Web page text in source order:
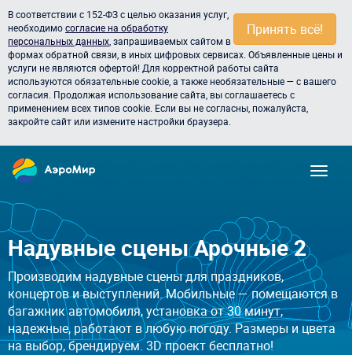
Принять всё!
В соответствии с 152-ФЗ с целью оказания услуг,
необходимосогласие на обработку
персональных данных , запрашиваемых сайтом в
формах обратной связи, в иных цифровых сервисах. Объявленные цены и
услуги не являются офертой! Для корректной работы сайта
используются обязательные cookie, а также необязательные — с вашего
согласия. Продолжая использование сайта, вы соглашаетесь с
применением всех типов cookie. Если вы не согласны, пожалуйста,
закройте сайт или измените настройки браузера.
Надувные сцены Арочные 2
Производим надувные сцены для праздников,
концертов и выступлений. Мобильные — помещаются в
багажник автомобиля, установка от 30 минут,
надежные, работают в любую погоду. Размеры и цвета
на выбор, брендируем. 3D проект бесплатно!